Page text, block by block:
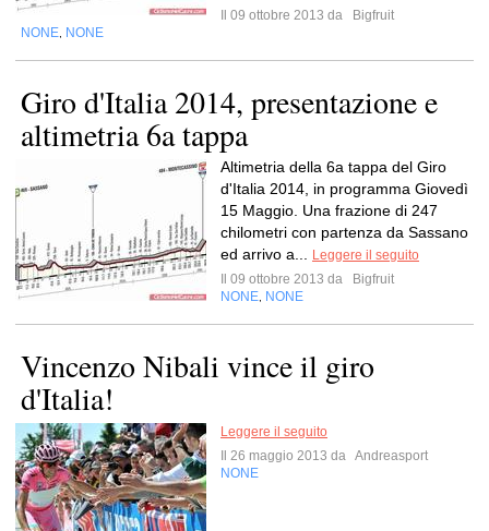
Il 09 ottobre 2013 da
Bigfruit
NONE NONE
Giro d'Italia 2014, presentazione e
altimetria 6a tappa
Altimetria della 6a tappa del Giro
d'Italia 2014, in programma Giovedì
15 Maggio. Una frazione di 247
chilometri con partenza da Sassano
ed arrivo a...
Leggere il seguito
Il 09 ottobre 2013 da
Bigfruit
NONE NONE
Vincenzo Nibali vince il giro
d'Italia!
Leggere il seguito
Il 26 maggio 2013 da Andreasport
NONE